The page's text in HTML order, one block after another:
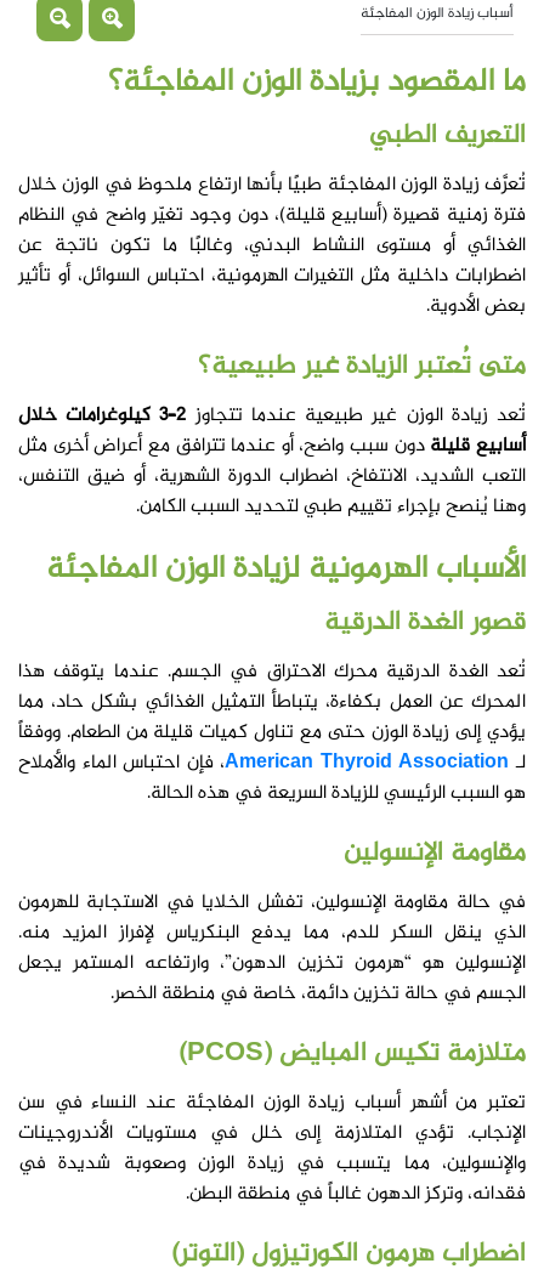
أسباب زيادة الوزن المفاجئة
ما المقصود بزيادة الوزن المفاجئة؟
التعريف الطبي
تُعرَّف زيادة الوزن المفاجئة طبيًا بأنها ارتفاع ملحوظ في الوزن خلال
فترة زمنية قصيرة (أسابيع قليلة)، دون وجود تغيّر واضح في النظام
الغذائي أو مستوى النشاط البدني، وغالبًا ما تكون ناتجة عن
اضطرابات داخلية مثل التغيرات الهرمونية، احتباس السوائل، أو تأثير
بعض الأدوية.
متى تُعتبر الزيادة غير طبيعية؟
تُعد زيادة الوزن غير طبيعية عندما تتجاوز
2–3 كيلوغرامات خلال
أسابيع قليلةدون سبب واضح، أو عندما تترافق مع أعراض أخرى مثل
التعب الشديد، الانتفاخ، اضطراب الدورة الشهرية، أو ضيق التنفس،
وهنا يُنصح بإجراء تقييم طبي لتحديد السبب الكامن.
الأسباب الهرمونية لزيادة الوزن المفاجئة
قصور الغدة الدرقية
تُعد الغدة الدرقية محرك الاحتراق في الجسم. عندما يتوقف هذا
المحرك عن العمل بكفاءة، يتباطأ التمثيل الغذائي بشكل حاد، مما
يؤدي إلى زيادة الوزن حتى مع تناول كميات قليلة من الطعام. ووفقاً
لـ American Thyroid Association، فإن احتباس الماء والأملاح
هو السبب الرئيسي للزيادة السريعة في هذه الحالة.
مقاومة الإنسولين
في حالة مقاومة الإنسولين، تفشل الخلايا في الاستجابة للهرمون
الذي ينقل السكر للدم، مما يدفع البنكرياس لإفراز المزيد منه.
الإنسولين هو “هرمون تخزين الدهون”، وارتفاعه المستمر يجعل
الجسم في حالة تخزين دائمة، خاصة في منطقة الخصر.
متلازمة تكيس المبايض (PCOS)
تعتبر من أشهر أسباب زيادة الوزن المفاجئة عند النساء في سن
الإنجاب. تؤدي المتلازمة إلى خلل في مستويات الأندروجينات
والإنسولين، مما يتسبب في زيادة الوزن وصعوبة شديدة في
فقدانه، وتركز الدهون غالباً في منطقة البطن.
اضطراب هرمون الكورتيزول (التوتر)